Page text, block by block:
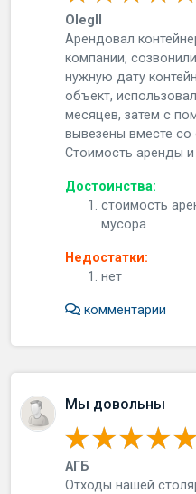
OlegII
Арендовал
компании,
нужную дату
объект,
месяцев, затем с
вывезены вместе
Стоимость аренды и
Достоинства:
стоимость
мусора
Недостатки:
нет
комментарии
Мы довольны
АГБ
Отходы нашей